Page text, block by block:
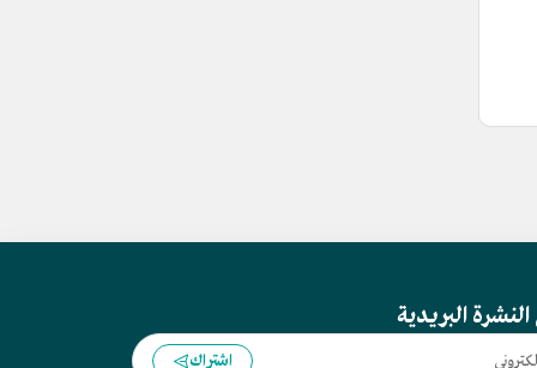
البريدية
اشتراك